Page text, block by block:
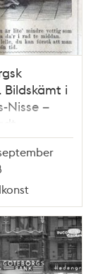
Bildskämt i
Nisse –
för
och
den 29
1878